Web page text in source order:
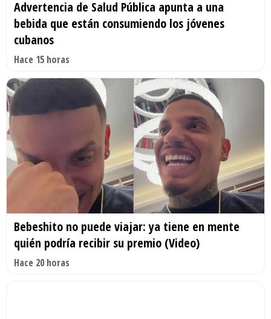
Advertencia de Salud Pública apunta a una
bebida que están consumiendo los jóvenes
cubanos
Hace 15 horas
Bebeshito no puede viajar: ya tiene en mente
quién podría recibir su premio (Video)
Hace 20 horas